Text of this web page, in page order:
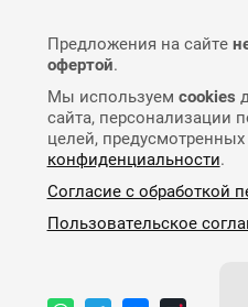
Предложения на сайте
офертой.
Мы используем cookies
сайта, персонализации
целей, предусмотренных
конфиденциальности.
Согласие с обработкой
Пользовательское